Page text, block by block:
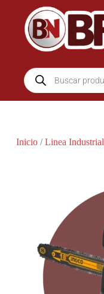
Inicio/Linea Industrial